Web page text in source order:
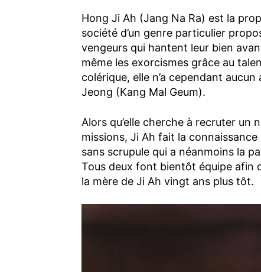
Hong Ji Ah (Jang Na Ra) est la
société d’un genre particulier
vengeurs qui hantent leur bien
même les exorcismes grâce au
colérique, elle n’a cependant
Jeong (Kang Mal Geum).
Alors qu’elle cherche à recruter un
missions, Ji Ah fait la
sans scrupule qui a néanmoins la
Tous deux font bientôt équipe afin
la mère de Ji Ah vingt ans plus tôt.